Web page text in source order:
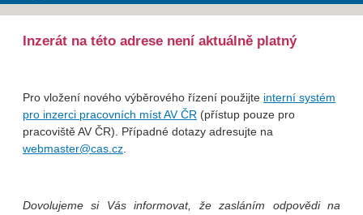
Inzerát na této adrese není aktuálně platný
Pro vložení nového výběrového řízení použijte interní systém
pro inzerci pracovních míst AV ČR (přístup pouze pro
pracoviště AV ČR). Případné dotazy adresujte na
webmaster@cas.cz.
Dovolujeme si Vás informovat, že zasláním odpovědi na